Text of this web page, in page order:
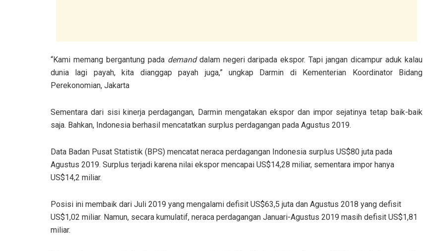
“Kami memang bergantung pada demanddalam negeri daripada ekspor. Tapi jangan dicampur aduk kalau
dunia lagi payah, kita dianggap payah juga,” ungkap Darmin di Kementerian Koordinator Bidang
Perekonomian, Jakarta
Sementara dari sisi kinerja perdagangan, Darmin mengatakan ekspor dan impor sejatinya tetap baik-baik
saja. Bahkan, Indonesia berhasil mencatatkan surplus perdagangan pada Agustus 2019.
Data Badan Pusat Statistik (BPS) mencatat neraca perdagangan Indonesia surplus US$80 juta pada
Agustus 2019. Surplus terjadi karena nilai ekspor mencapai US$14,28 miliar, sementara impor hanya
US$14,2 miliar.
Posisi ini membaik dari Juli 2019 yang mengalami defisit US$63,5 juta dan Agustus 2018 yang defisit
US$1,02 miliar. Namun, secara kumulatif, neraca perdagangan Januari-Agustus 2019 masih defisit US$1,81
miliar.